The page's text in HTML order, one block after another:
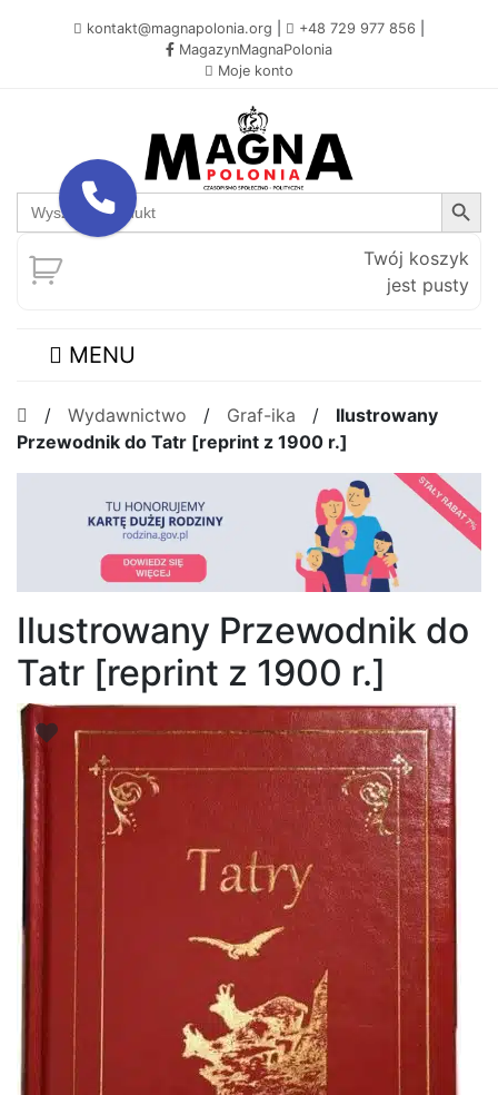
kontakt@magnapolonia.org +48 729 977 856
MagazynMagnaPolonia
Moje konto
Search
for:
Search Button
Twój koszyk
jest pusty
MENU
/ Wydawnictwo / Graf-ika / Ilustrowany
Przewodnik do Tatr [reprint z 1900 r.]
Ilustrowany Przewodnik do
Tatr [reprint z 1900 r.]